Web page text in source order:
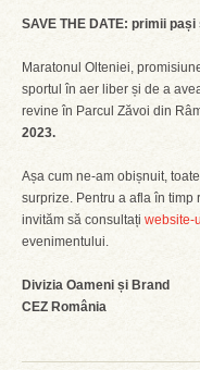
SAVE THE DATE: primii
Maratonul Olteniei,
sportul în aer liber și de a
revine în Parcul Zăvoi din
2023.
Așa cum ne-am obișnuit,
surprize. Pentru a afla în
invităm să consultați website-ul
evenimentului.
Divizia Oameni și Brand
CEZ România